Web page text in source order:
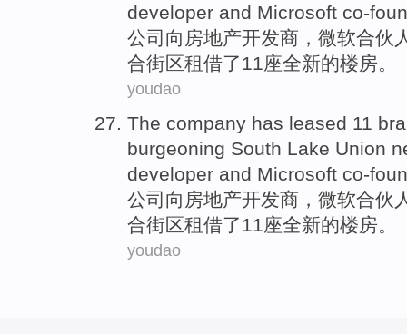
developer and Microsoft co-
公司 向 房地产开发商 ， 微软合伙
合街区租借了11座全新的楼房。
youdao
The company has leased 11
burgeoning South Lake Union
developer and Microsoft co-
公司 向 房地产开发商 ， 微软合伙
合街区租借了11座全新的楼房。
youdao